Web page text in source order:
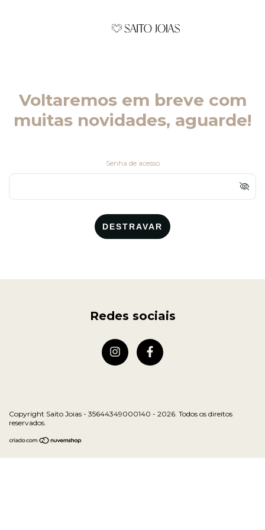
Voltaremos em breve com
muitas novidades, aguarde!
Senha de acesso
DESTRAVAR
Redes sociais
Copyright Saito Joias - 35644349000140 - 2026. Todos os direitos
reservados.